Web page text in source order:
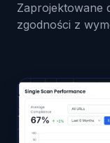
Zaprojektowane
zgodności z